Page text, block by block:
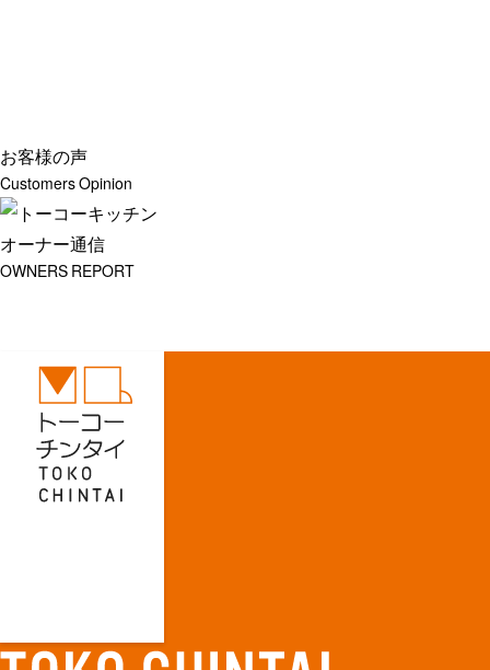
お客様の声
Customers Opinion
オーナー通信
OWNERS REPORT